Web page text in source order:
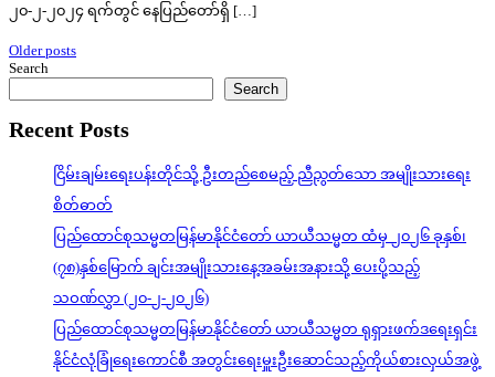
၂၀-၂-၂၀၂၄ ရက်တွင် နေပြည်တော်ရှိ […]
Posts
navigation
Older posts
Search
Search
Recent Posts
ငြိမ်းချမ်းရေးပန်းတိုင်သို့ ဦးတည်စေမည့် ညီညွတ်သော အမျိုးသားရေး
စိတ်ဓာတ်
ပြည်ထောင်စုသမ္မတမြန်မာနိုင်ငံတော် ယာယီသမ္မတ ထံမှ ၂၀၂၆ ခုနှစ်၊
(၇၈)နှစ်မြောက် ချင်းအမျိုးသားနေ့အခမ်းအနားသို့ ပေးပို့သည့်
သဝဏ်လွှာ (၂၀-၂-၂၀၂၆)
ပြည်ထောင်စုသမ္မတမြန်မာနိုင်ငံတော် ယာယီသမ္မတ ရုရှားဖက်ဒရေးရှင်း
နိုင်ငံလုံခြုံရေးကောင်စီ အတွင်းရေးမှူးဦးဆောင်သည့်ကိုယ်စားလှယ်အဖွဲ့